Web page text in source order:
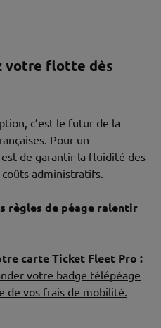
votre flotte dès
c’est le futur de la
Pour un
de garantir la fluidité des
administratifs.
règles de péage ralentir
carte Ticket Fleet Pro :
votre badge télépéage
de vos frais de mobilité.